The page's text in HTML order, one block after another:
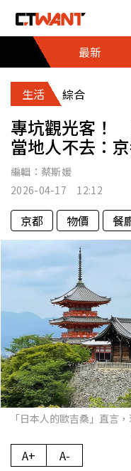
最新
生活 綜合
專坑觀光客！
當地人不去：
編輯： 蔡斯媛
2026-04-17 12:12
京都 物價 餐
「日本人的歐吉桑」直言
A+ A-